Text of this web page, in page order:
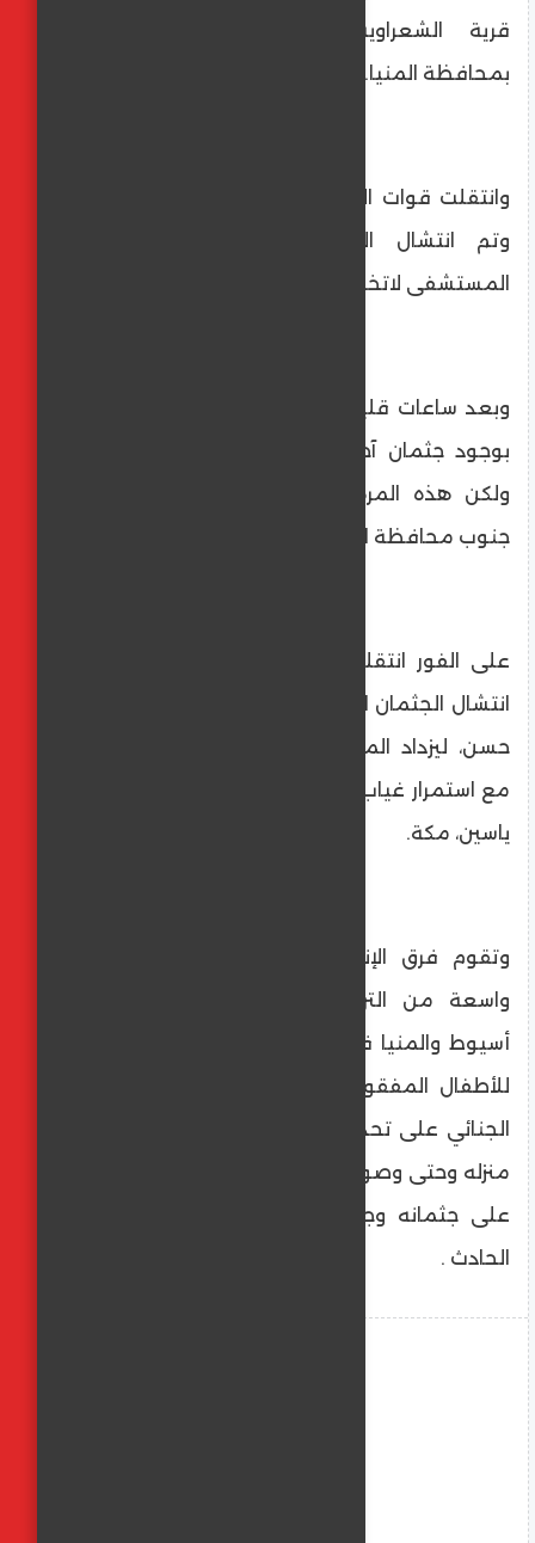
قرية الشعراوية التابعة لمركز سمالوط
بمحافظة المنيا.
وانتقلت قوات الإنقاذ النهري إلى موقع البلاغ
وتم انتشال الجثمان ونقله إلى مشرحة
المستشفى لاتخاذ الإجراءات القانونية اللازمة.
وبعد ساعات قليلة، تجددت البلاغات مرة أخرى
بوجود جثمان آخر طافٍ بالمجرى المائي ذاته،
ولكن هذه المرة في نطاق مركز أبوقرقاص
جنوب محافظة المنيا.
على الفور انتقلت قوات الإنقاذ، وتمكنت من
انتشال الجثمان الذي تبيّن أنه للأب محمد رشاد
حسن، ليزداد المشهد تعقيدًا وغموضًا، خاصة
مع استمرار غياب الأطفال الثلاثة الآخرين: مروان،
ياسين، مكة.
وتقوم فرق الإنقاذ النهري بتمشيط مناطق
واسعة من الترعة الممتدة بين محافظتي
أسيوط والمنيا في محاولة للعثور على أي أثر
للأطفال المفقودين، بينما تعمل فرق البحث
الجنائي على تحديد خط سير الأب منذ مغادرته
منزله وحتى وصوله إلى المنطقة التي عُثر فيها
على جثمانه وجثمان طفلته لكشف غموض
الحادث .